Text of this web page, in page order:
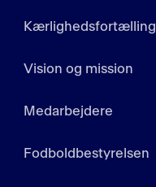
Kærlighedsfortælling
Vision og mission
Medarbejdere
Fodboldbestyrelsen